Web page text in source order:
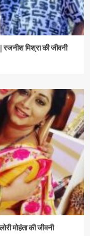
मिश्रा की जीवनी
मोहंता की जीवनी